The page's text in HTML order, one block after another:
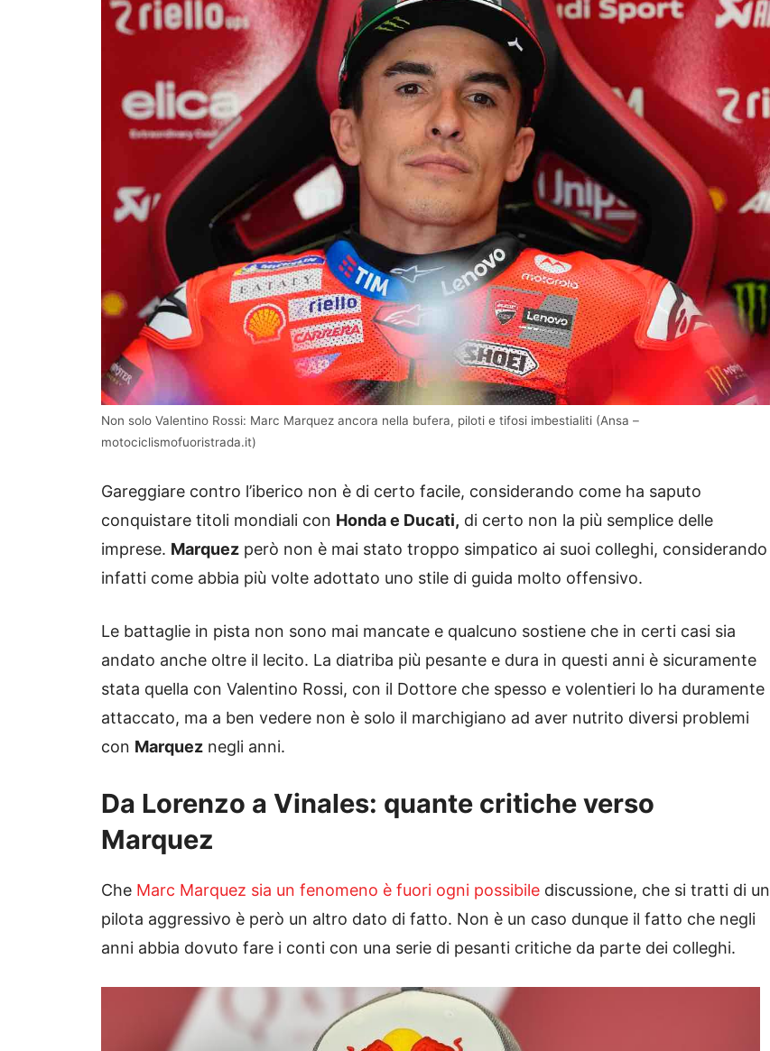
Non solo Valentino Rossi: Marc Marquez ancora nella bufera, piloti e tifosi imbestialiti (Ansa –
motociclismofuoristrada.it)
Gareggiare contro l’iberico non è di certo facile, considerando come ha saputo
conquistare titoli mondiali con Honda e Ducati, di certo non la più semplice delle
imprese. Marquez però non è mai stato troppo simpatico ai suoi colleghi, considerando
infatti come abbia più volte adottato uno stile di guida molto offensivo.
Le battaglie in pista non sono mai mancate e qualcuno sostiene che in certi casi sia
andato anche oltre il lecito. La diatriba più pesante e dura in questi anni è sicuramente
stata quella con Valentino Rossi, con il Dottore che spesso e volentieri lo ha duramente
attaccato, ma a ben vedere non è solo il marchigiano ad aver nutrito diversi problemi
con Marquez negli anni.
Da Lorenzo a Vinales: quante critiche verso
Marquez
Che Marc Marquez sia un fenomeno è fuori ogni possibile discussione, che si tratti di un
pilota aggressivo è però un altro dato di fatto. Non è un caso dunque il fatto che negli
anni abbia dovuto fare i conti con una serie di pesanti critiche da parte dei colleghi.